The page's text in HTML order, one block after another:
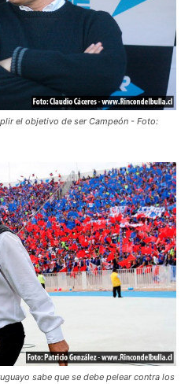
el objetivo de ser Campeón - Foto:
sabe que se debe pelear contra los